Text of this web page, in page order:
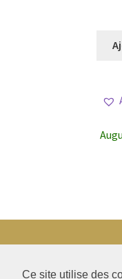
Ce site utilise des
© BAO SHENTI 2026